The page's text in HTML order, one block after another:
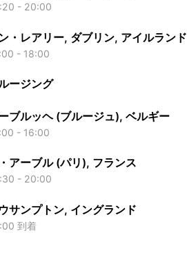
- 20:00
・レアリー, ダブリン, アイルランド
- 18:00
ージング
ブルッヘ (ブルージュ), ベルギー
- 16:00
アーブル (パリ), フランス
- 20:00
サンプトン, イングランド
到着